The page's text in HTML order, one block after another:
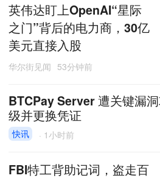
摩根大通通过DTCC试
英伟达盯上OpenAI“星际
之门”背后的电力商，30亿
美元直接入股
华尔街见闻 53分钟前
BTCPay Server 遭关键漏
级并更换凭证
快讯 · 1小时前
FBI特工背助记词，盗走百